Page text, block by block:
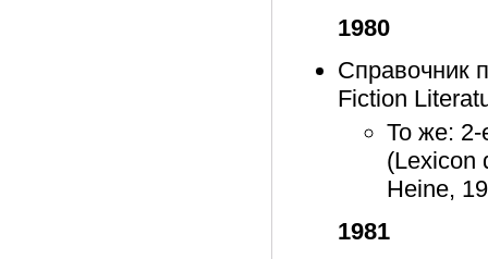
1980
Справочник
Fiction
То же: 2-
(Lexicon
Heine,
1981